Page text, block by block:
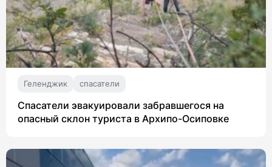
Геленджик спасатели
Спасатели эвакуировали забравшегося на
опасный склон туриста в Архипо-Осиповке